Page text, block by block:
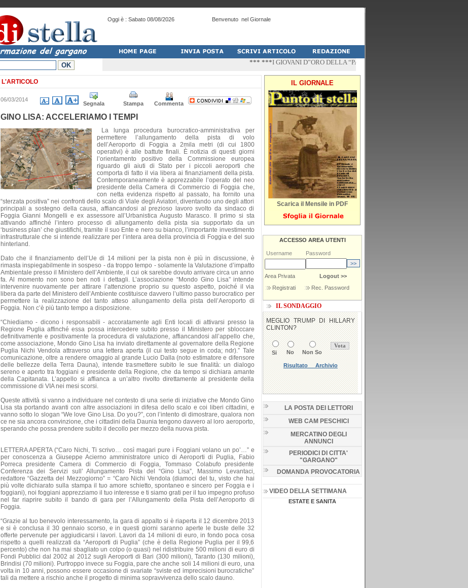
Oggi è : Sabato 08/08/2026 Benvenuto nel Giornale
*** *** I GIOVANI D”ORO DELLA “PALESTRA-DO” DI PESCHICI
L'ARTICOLO
06/03/2014
Segnala Stampa Commenta
GINO LISA: ACCELERIAMO I TEMPI
La lunga procedura burocratico-amministrativa per
permettere l’allungamento della pista di volo
dell’Aeroporto di Foggia a 2mila metri (di cui 1800
operativi) è alle battute finali. È notizia di questi giorni
l’orientamento positivo della Commissione europea
riguardo gli aiuti di Stato per i piccoli aeroporti che
comporta di fatto il via libera ai finanziamenti della pista.
Contemporaneamente è apprezzabile l’operato del neo
presidente della Camera di Commercio di Foggia che,
con netta evidenza rispetto al passato, ha fornito una
“sterzata positiva” nei confronti dello scalo di Viale degli Aviatori, diventando uno degli attori
principali a sostegno della causa, affiancandosi al prezioso lavoro svolto da sindaco di
Foggia Gianni Mongelli e ex assessore all’Urbanistica Augusto Marasco. Il primo si sta
attivando affinché l’intero processo di allungamento della pista sia supportato da un
‘business plan’ che giustifichi, tramite il suo Ente e nero su bianco, l’importante investimento
infrastrutturale che si intende realizzare per l’intera area della provincia di Foggia e del suo
hinterland.
Dato che il finanziamento dell’Ue di 14 milioni per la pista non è più in discussione, è
rimasta inspiegabilmente in sospeso - da troppo tempo - solamente la Valutazione d’impatto
Ambientale presso il Ministero dell’Ambiente, il cui ok sarebbe dovuto arrivare circa un anno
fa. Al momento non sono ben noti i dettagli. L’associazione “Mondo Gino Lisa” intende
intervenire nuovamente per attirare l’attenzione proprio su questo aspetto, poiché il via
libera da parte del Ministero dell’Ambiente costituisce davvero l’ultimo passo burocratico per
permettere la realizzazione del tanto atteso allungamento della pista dell’Aeroporto di
Foggia. Non c’è più tanto tempo a disposizione.
“Chiediamo - dicono i responsabili - accoratamente agli Enti locali di attivarsi presso la
Regione Puglia affinché essa possa intercedere subito presso il Ministero per sbloccare
definitivamente e positivamente la procedura di valutazione, affiancandosi all’appello che,
come associazione, Mondo Gino Lisa ha inviato direttamente al governatore della Regione
Puglia Nichi Vendola attraverso una lettera aperta (il cui testo segue in coda; ndr).” Tale
comunicazione, oltre a rendere omaggio al grande Lucio Dalla (noto estimatore e difensore
delle bellezze della Terra Dauna), intende trasmettere subito le sue finalità: un dialogo
sereno e aperto tra foggiani e presidente della Regione, che da tempo si dichiara amante
della Capitanata. L’appello si affianca a un’altro rivolto direttamente al presidente della
commissione di VIA nei mesi scorsi.
Queste attività si vanno a individuare nel contesto di una serie di iniziative che Mondo Gino
Lisa sta portando avanti con altre associazioni in difesa dello scalo e coi liberi cittadini, e
vanno sotto lo slogan “We love Gino Lisa. Do you?”, con l’intento di dimostrare, qualora non
ce ne sia ancora convinzione, che i cittadini della Daunia tengono davvero al loro aeroporto,
sperando che possa prendere subito il decollo per mezzo della nuova pista.
LETTERA APERTA (“Caro Nichi, Ti scrivo… così magari pure i Foggiani volano un po’…” e
per conoscenza a Giuseppe Acierno amministratore unico di Aeroporti di Puglia, Fabio
Porreca presidente Camera di Commercio di Foggia, Tommaso Colabufo presidente
Conferenza dei Servizi sull’ Allungamento Pista del “Gino Lisa”, Massimo Levantaci,
redattore “Gazzetta del Mezzogiorno” = “Caro Nichi Vendola (diamoci del tu, visto che hai
più volte dichiarato sulla stampa il tuo amore schietto, spontaneo e sincero per Foggia e i
foggiani), noi foggiani apprezziamo il tuo interesse e ti siamo grati per il tuo impegno profuso
nel far riaprire subito il bando di gara per l’Allungamento della Pista dell’Aeroporto di
Foggia.
“Grazie al tuo benevolo interessamento, la gara di appalto si è riaperta il 12 dicembre 2013
e si è conclusa il 30 gennaio scorso, e in questi giorni saranno aperte le buste delle 32
offerte pervenute per aggiudicarsi i lavori. Lavori da 14 milioni di euro, in fondo poca cosa
rispetto a quelli realizzati da “Aeroporti di Puglia” (che è della Regione Puglia per il 99,6
percento) che non ha mai sbagliato un colpo (o quasi) nel ridistribuire 500 milioni di euro di
Fondi Pubblici dal 2002 al 2012 sugli Aeroporti di Bari (300 milioni), Taranto (130 milioni),
Brindisi (70 milioni). Purtroppo invece su Foggia, pare che anche soli 14 milioni di euro, una
volta in 10 anni, possono essere occasione di svariate “sviste ed imprecisioni burocratiche”
tali da mettere a rischio anche il progetto di minima sopravvivenza dello scalo dauno.
IL GIORNALE
Scarica il Mensile in PDF
ACCESSO AREA UTENTI
Username Password
Area Privata
Logout >>
Registrati
Rec. Password
IL SONDAGGIO
LA POSTA DEI LETTORI
WEB CAM PESCHICI
MERCATINO DEGLI
ANNUNCI
PERIODICI DI CITTA'
"GARGANO"
DOMANDA PROVOCATORIA
VIDEO DELLA SETTIMANA
ESTATE E SANITA